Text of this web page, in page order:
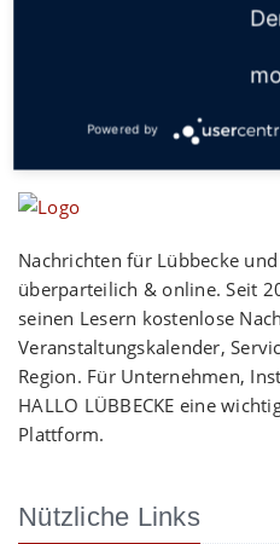
Nachrichten für Lübbecke
überparteilich & online. Seit
seinen Lesern kostenlose
Veranstaltungskalender,
Region. Für Unternehmen,
HALLO LÜBBECKE eine
Plattform.
Nützliche Links
Powered by